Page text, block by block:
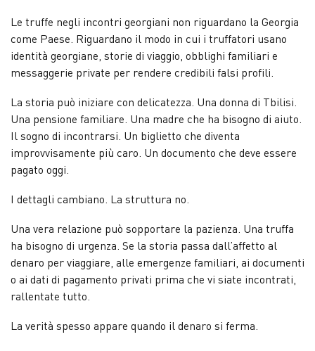
Le truffe negli incontri georgiani non riguardano la Georgia
come Paese. Riguardano il modo in cui i truffatori usano
identità georgiane, storie di viaggio, obblighi familiari e
messaggerie private per rendere credibili falsi profili.
La storia può iniziare con delicatezza. Una donna di Tbilisi.
Una pensione familiare. Una madre che ha bisogno di aiuto.
Il sogno di incontrarsi. Un biglietto che diventa
improvvisamente più caro. Un documento che deve essere
pagato oggi.
I dettagli cambiano. La struttura no.
Una vera relazione può sopportare la pazienza. Una truffa
ha bisogno di urgenza. Se la storia passa dall’affetto al
denaro per viaggiare, alle emergenze familiari, ai documenti
o ai dati di pagamento privati prima che vi siate incontrati,
rallentate tutto.
La verità spesso appare quando il denaro si ferma.